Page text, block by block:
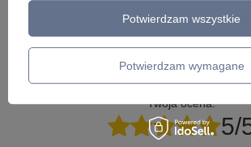
Napisz swoją opinię
Twoja ocena:
5/
Potwierdzam wymagane
Potwierdzam wszystkie